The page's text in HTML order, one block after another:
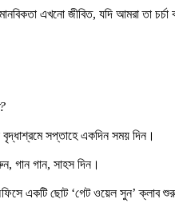
এখনো জীবিত, যদি আমরা তা চর্চা
সপ্তাহে একদিন সময় দিন।
গান গান, সাহস দিন।
একটি ছোট ‘গেট ওয়েল সুন’ ক্লাব